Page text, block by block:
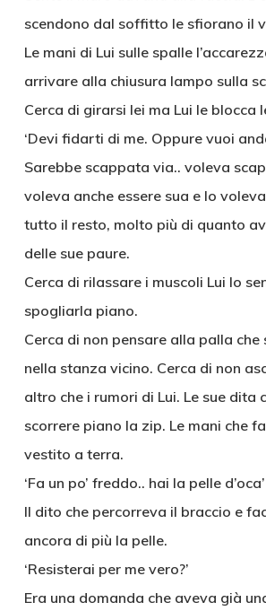
scendono dal soffitto le sfiorano il
Le mani di Lui sulle spalle
arrivare alla chiusura lampo sulla
Cerca di girarsi lei ma Lui le blocca
‘Devi fidarti di me. Oppure vuoi
Sarebbe scappata via.. voleva
voleva anche essere sua e lo
tutto il resto, molto più di quanto
delle sue paure.
Cerca di rilassare i muscoli Lui lo
spogliarla piano.
Cerca di non pensare alla palla che
nella stanza vicino. Cerca di non
altro che i rumori di Lui. Le sue dita
scorrere piano la zip. Le mani che
vestito a terra.
‘Fa un po’ freddo.. hai la pelle d’oca’
Il dito che percorreva il braccio e
ancora di più la pelle.
‘Resisterai per me vero?’
Era una domanda che aveva già